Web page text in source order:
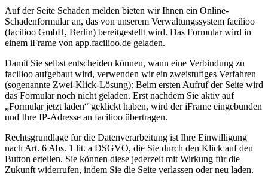
Auf der Seite Schaden melden bieten wir Ihnen ein Online-
Schadenformular an, das von unserem Verwaltungssystem facilioo
(facilioo GmbH, Berlin) bereitgestellt wird. Das Formular wird in
einem iFrame von app.facilioo.de geladen.
Damit Sie selbst entscheiden können, wann eine Verbindung zu
facilioo aufgebaut wird, verwenden wir ein zweistufiges Verfahren
(sogenannte Zwei-Klick-Lösung): Beim ersten Aufruf der Seite wird
das Formular noch nicht geladen. Erst nachdem Sie aktiv auf
„Formular jetzt laden“ geklickt haben, wird der iFrame eingebunden
und Ihre IP-Adresse an facilioo übertragen.
Rechtsgrundlage für die Datenverarbeitung ist Ihre Einwilligung
nach Art. 6 Abs. 1 lit. a DSGVO, die Sie durch den Klick auf den
Button erteilen. Sie können diese jederzeit mit Wirkung für die
Zukunft widerrufen, indem Sie die Seite verlassen oder neu laden.